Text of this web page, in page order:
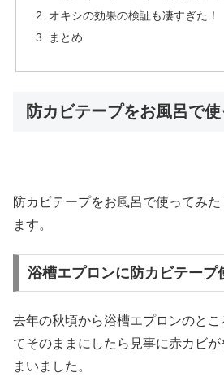
オキシの効果の検証も凄すぎた！
まとめ
防カビテープをお風呂で使
防カビテープをお風呂で使ってみ
ます。
浴槽エプロンに防カビテープ
去年の秋頃から浴槽エプロンのと
てそのままにしたら見事に赤カビ
まいました。